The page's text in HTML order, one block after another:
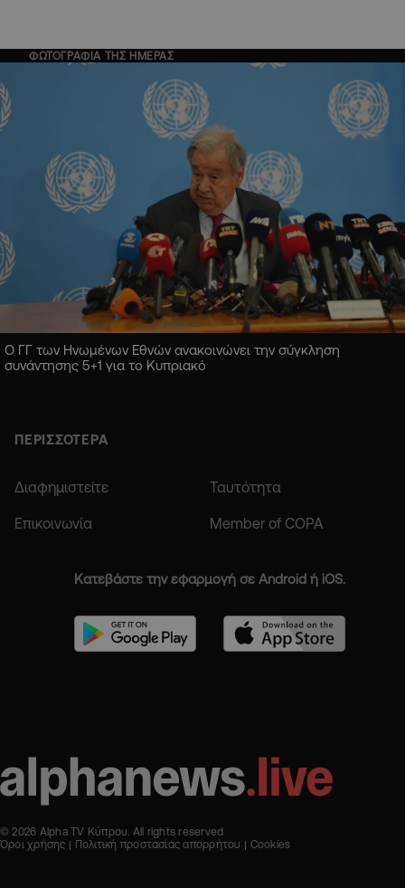
ΦΩΤΟΓΡΑΦΙΑ ΤΗΣ ΗΜΕΡΑΣ
Ο ΓΓ των Ηνωμένων Εθνών ανακοινώνει την σύγκληση
συνάντησης 5+1 για το Κυπριακό
ΠΕΡΙΣΣΟΤΕΡΑ
Διαφημιστείτε Ταυτότητα
Επικοινωνία Member of COPA
Κατεβάστε την εφαρμογή σε Android ή iOS.
© 2026 Alpha TV Κύπρου. All rights reserved
Όροι χρήσης
Πολιτική προστασίας απορρήτου Cookies